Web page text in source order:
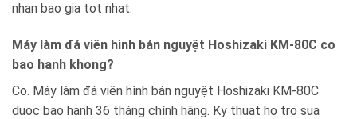
nhan bao gia tot nhat.
Máy làm đá viên hình bán nguyệt Hoshizaki KM-80C co
bao hanh khong?
Co. Máy làm đá viên hình bán nguyệt Hoshizaki KM-80C
duoc bao hanh 36 tháng chính hãng. Ky thuat ho tro sua